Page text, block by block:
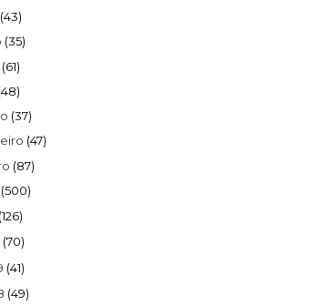
(43)
(35)
(61)
(37)
(47)
(87)
(500)
(126)
(70)
(41)
(49)